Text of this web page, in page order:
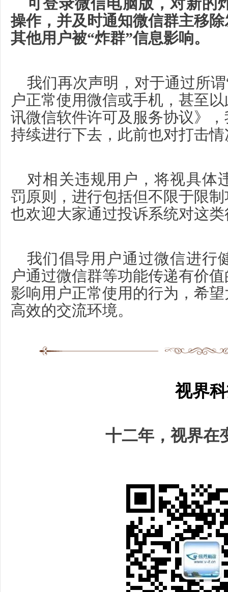
操作，并及时通知微信群主移
其他用户被“炸群”信息影响。
我们再次声明，对于通过所
户正常使用微信或手机，甚至
讯微信软件许可及服务协议》
持续进行下去，此前也对打击
对相关违规用户，将视具体
罚原则，进行包括但不限于限
也欢迎大家通过投诉系统对这
我们倡导用户通过微信进行
户通过微信群等功能传递有价
影响用户正常使用的行为，希
高效的交流环境。
视界
十二年，视界在